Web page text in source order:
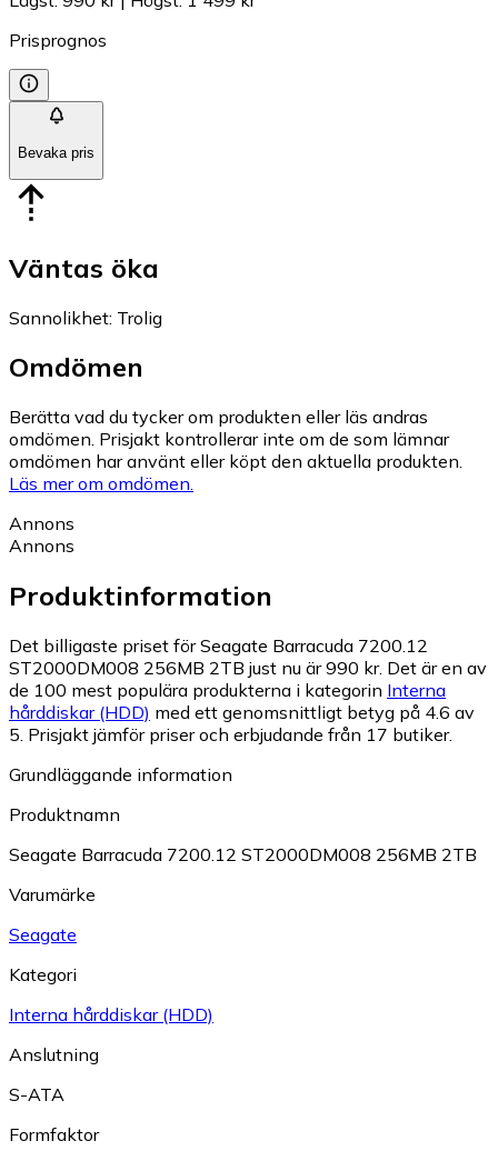
Prisprognos
Bevaka pris
Väntas öka
Sannolikhet: Trolig
Omdömen
Berätta vad du tycker om produkten eller läs andras
omdömen. Prisjakt kontrollerar inte om de som lämnar
omdömen har använt eller köpt den aktuella produkten.
Läs mer om omdömen.
Annons
Annons
Produktinformation
Det billigaste priset för Seagate Barracuda 7200.12
ST2000DM008 256MB 2TB just nu är 990 kr. Det är en av
de 100 mest populära produkterna i kategorin Interna
hårddiskar (HDD) med ett genomsnittligt betyg på 4.6 av
5. Prisjakt jämför priser och erbjudande från 17 butiker.
Grundläggande information
Produktnamn
Seagate Barracuda 7200.12 ST2000DM008 256MB 2TB
Varumärke
Seagate
Kategori
Interna hårddiskar (HDD)
Anslutning
S-ATA
Formfaktor